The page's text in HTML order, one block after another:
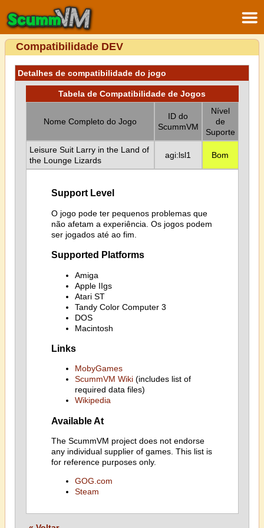
Compatibilidade DEV
Detalhes de compatibilidade do jogo
Tabela de Compatibilidade de Jogos
Nome Completo do Jogo
ID do
ScummVM
Nível
de
Suporte
Leisure Suit Larry in the Land of
the Lounge Lizards
agi:lsl1 Bom
Support Level
O jogo pode ter pequenos problemas que
não afetam a experiência. Os jogos podem
ser jogados até ao fim.
Supported Platforms
Amiga
Apple IIgs
Atari ST
Tandy Color Computer 3
DOS
Macintosh
Links
MobyGames
ScummVM Wiki(includes list of
required data files)
Wikipedia
Available At
The ScummVM project does not endorse
any individual supplier of games. This list is
for reference purposes only.
GOG.com
Steam